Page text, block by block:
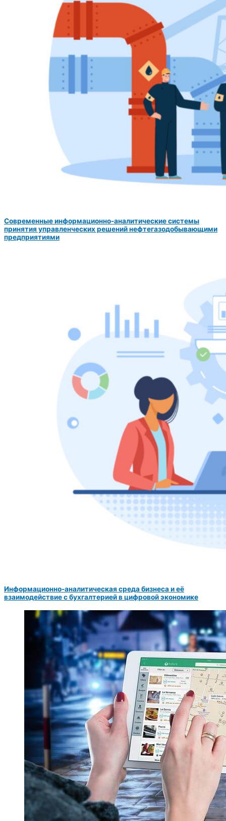
Современные информационно-аналитические системы
принятия управленческих решений нефтегазодобывающими
предприятиями
Информационно-аналитическая среда бизнеса и её
взаимодействие с бухгалтерией в цифровой экономике